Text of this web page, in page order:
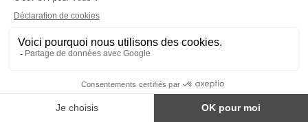
Les complément alimentaires doivent être utilisés dans le cadre d'un mode de vie sain et
ne pas être utilisés comme substituts d'un régimes alimentaire varié et équilibré.